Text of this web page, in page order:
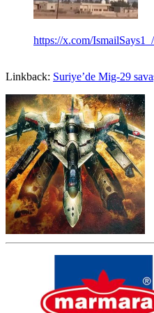
https://x.com/
Linkback: Suriye’de Mig-29